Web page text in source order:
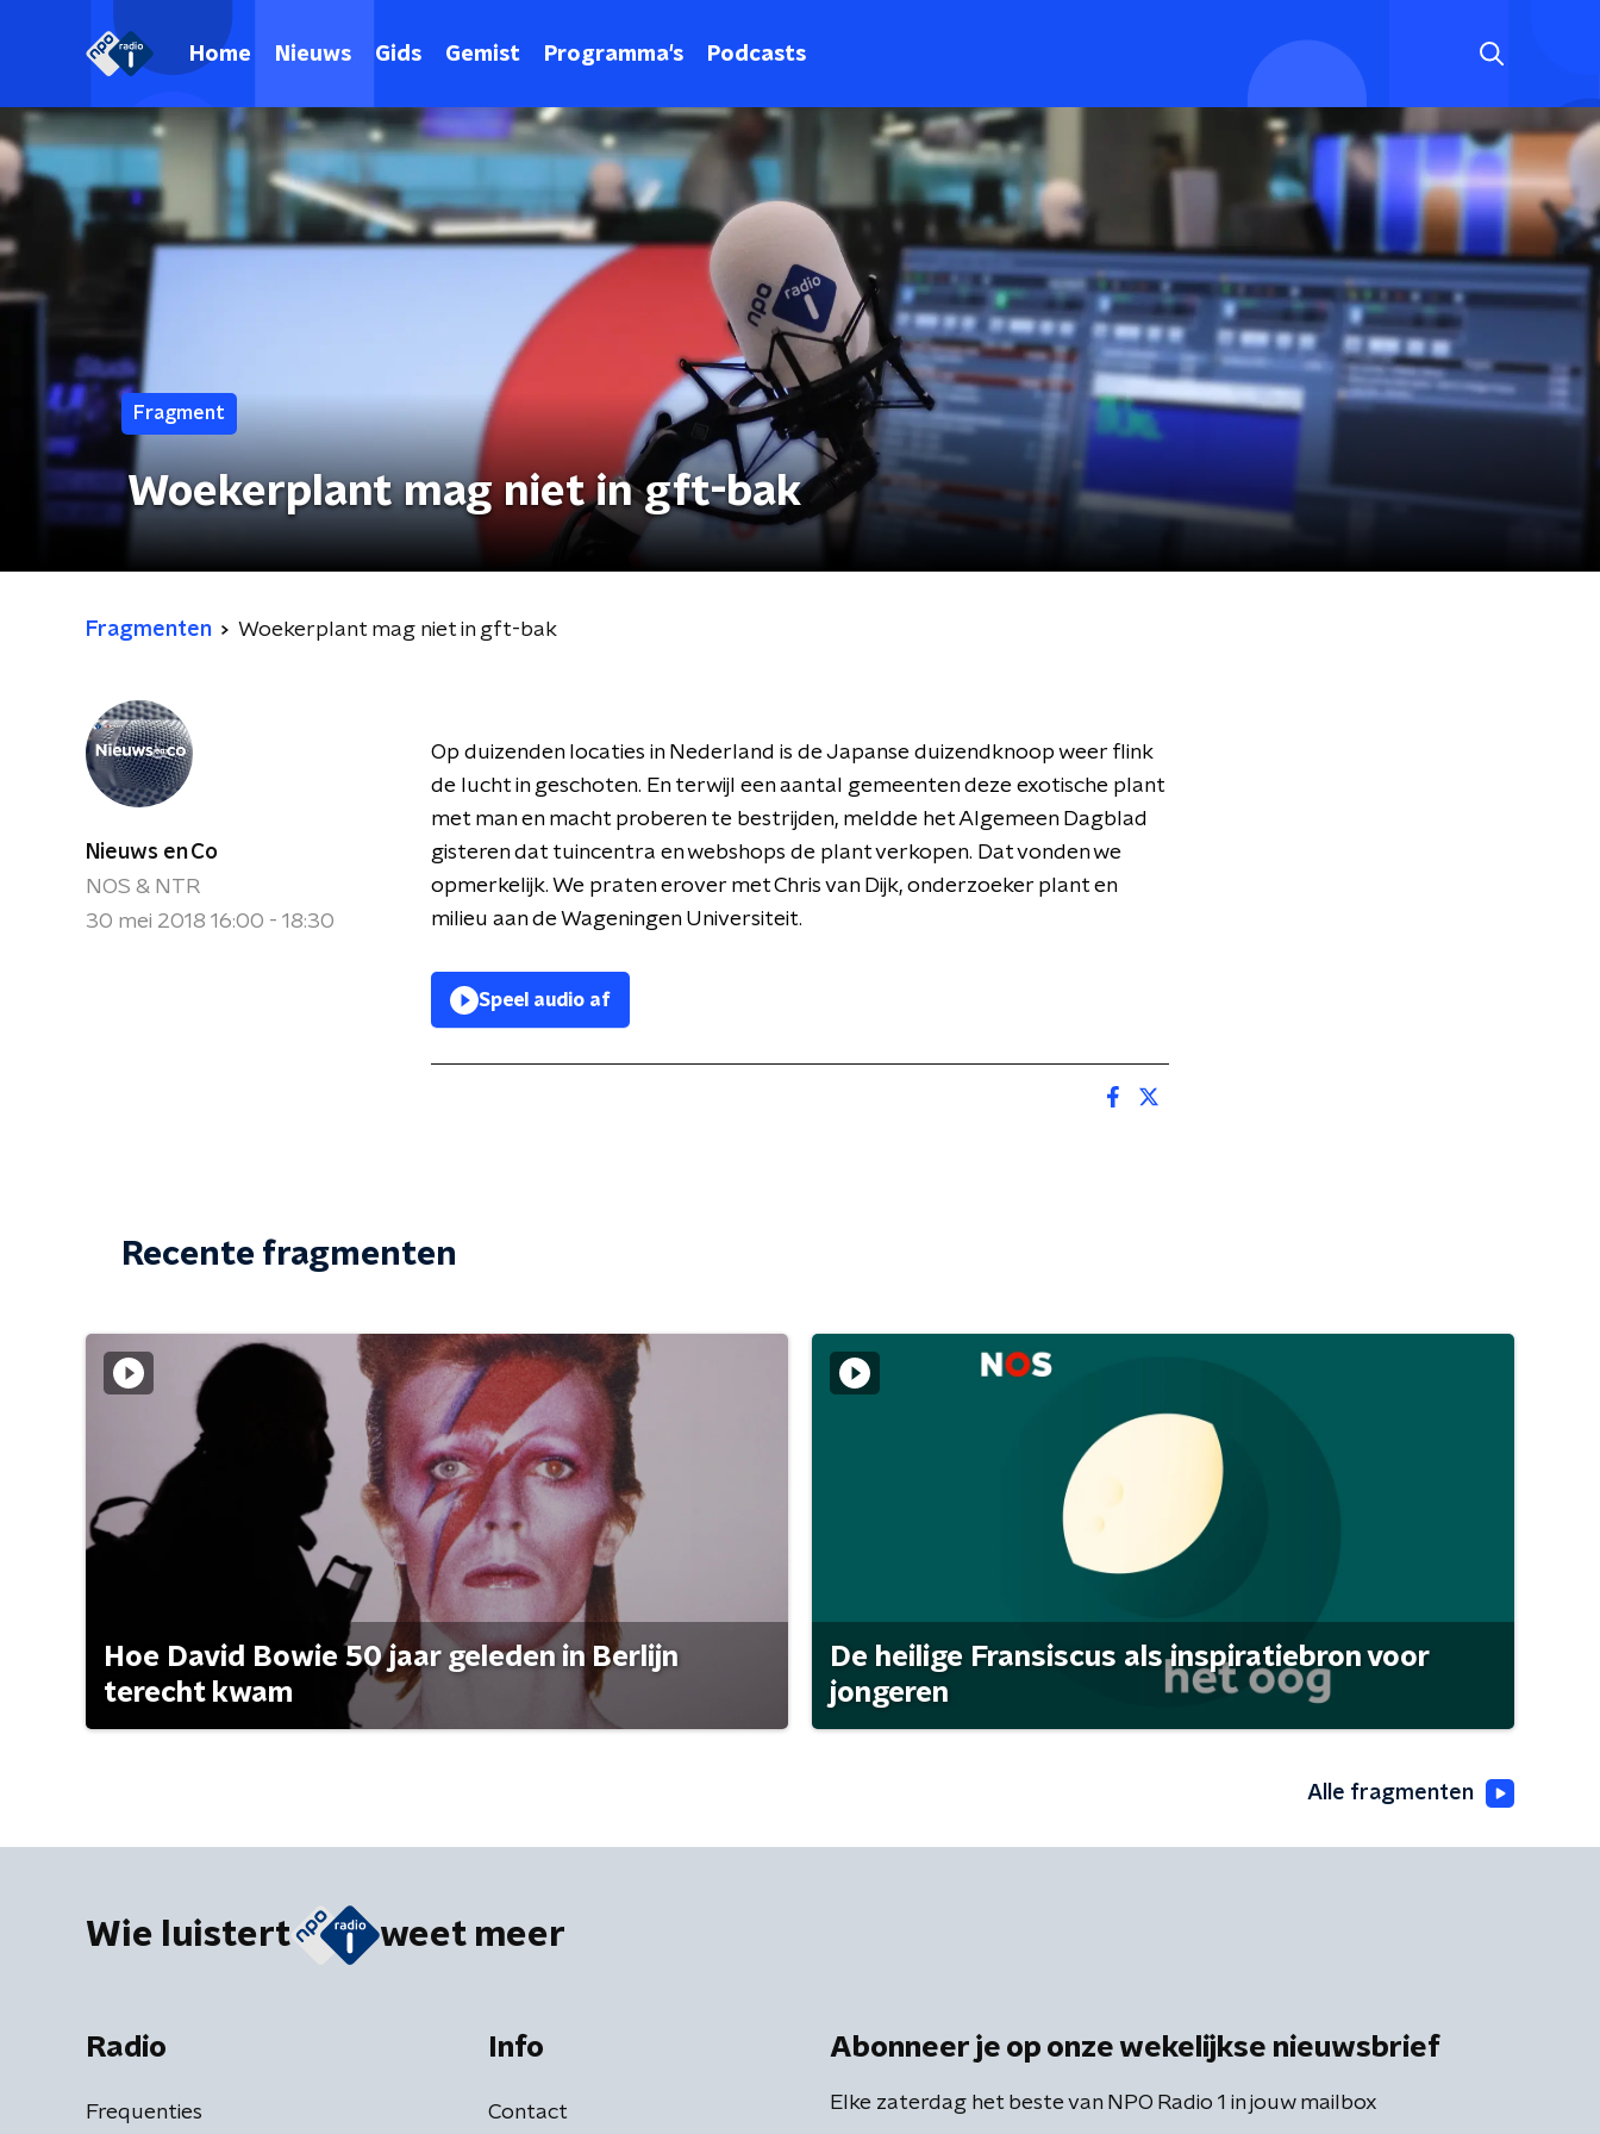
Home Nieuws Gids Gemist Programma's Podcasts
Fragment
Woekerplant mag niet in gft-bak
Fragmenten Woekerplant mag niet in gft-bak
Nieuws en Co
NOS & NTR
30 mei 2018 16:00 - 18:30
Op duizenden locaties in Nederland is de Japanse duizendknoop weer flink
de lucht in geschoten. En terwijl een aantal gemeenten deze exotische plant
met man en macht proberen te bestrijden, meldde het Algemeen Dagblad
gisteren dat tuincentra en webshops de plant verkopen. Dat vonden we
opmerkelijk. We praten erover met Chris van Dijk, onderzoeker plant en
milieu aan de Wageningen Universiteit.
Speel audio af
Recente fragmenten
Hoe David Bowie 50 jaar geleden in Berlijn
terecht kwam
De heilige Fransiscus als inspiratiebron voor
jongeren
Alle fragmenten
Wie luistert weet meer
Radio
Frequenties
Info
Contact
Abonneer je op onze wekelijkse nieuwsbrief
Elke zaterdag het beste van NPO Radio 1 in jouw mailbox